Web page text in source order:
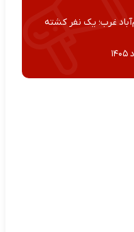
غرب؛ یک نفر کشته